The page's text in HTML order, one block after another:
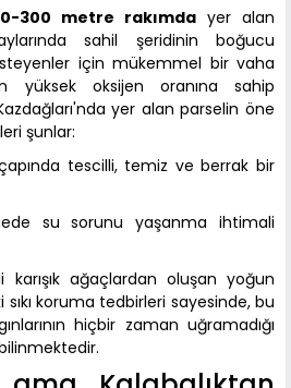
300 metre rakımda yer alan
sahil şeridinin boğucu
için mükemmel bir vaha
yüksek oksijen oranına sahip
yer alan parselin öne
şunlar:
tescilli, temiz ve berrak bir
su sorunu yaşanma ihtimali
karışık ağaçlardan oluşan yoğun
koruma tedbirleri sayesinde, bu
hiçbir zaman uğramadığı